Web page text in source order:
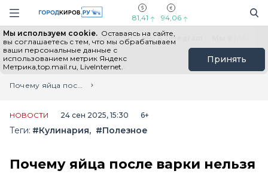
Навигация сайта
81,41 94,06
Мы используем cookie. Оставаясь на сайте,
вы соглашаетесь с тем, что мы обрабатываем
ваши персональные данные с
использованием метрик Яндекс
Метрика,top.mail.ru, LiveInternet.
Принять
Выборы - 2026 Все новости Мы в Telegram
Главная
Лента новостей
Почему яйца после варки нельзя класть в холодную воду. Запомните это раз и навсегда
НОВОСТИ 24 сен 2025, 15:30 6+
Теги: #Кулинария #Полезное
Почему яйца после варки нельзя